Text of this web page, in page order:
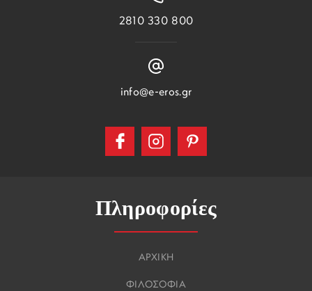
Πληροφορίες
ΑΡΧΙΚΗ
ΦΙΛΟΣΟΦΙΑ
2810 330 800
info@e-eros.gr